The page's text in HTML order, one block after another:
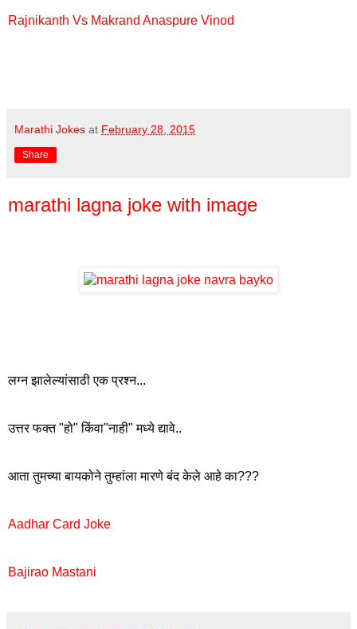
Rajnikanth Vs Makrand Anaspure Vinod
Marathi Jokes at February 28, 2015
Share
marathi lagna joke with image
लग्न झालेल्यांसाठी एक प्रश्न...
उत्तर फक्त "हो" किंवा"नाही" मध्ये द्यावे..
आता तुमच्या बायकोने तुम्हांला मारणे बंद केले आहे का???
Aadhar Card Joke
Bajirao Mastani